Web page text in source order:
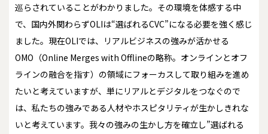
巡らされていることがわかりました。その環境を体感する中
で、国内外関わらずOLIは“選ばれるCVC”になる必要を強く感じ
ました。現在OLIでは、リアルビジネスの強みが活かせる
OMO（Online Merges with Offlineの略称。オンラインとオフ
ラインの融合を指す）の領域にフォーカスして取り組みを進め
たいと考えていますが、単にリアルとデジタルをつなぐので
は、私たちの強みである人材やホスピタリティが生かしきれな
いと考えています。我々の強みの生かし方を確立し”選ばれる